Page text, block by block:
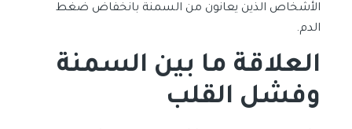
الأشخاص الذين يعانون من السمنة بانخفاض ضغط
الدم.
العلاقة ما بين السمنة
وفشل القلب